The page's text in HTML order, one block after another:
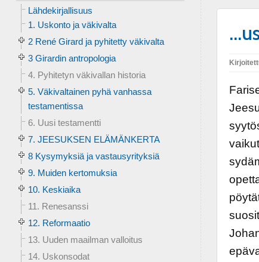
Lähdekirjallisuus
1. Uskonto ja väkivalta
2 René Girard ja pyhitetty väkivalta
3 Girardin antropologia
4. Pyhitetyn väkivallan historia
5. Väkivaltainen pyhä vanhassa
testamentissa
6. Uusi testamentti
7. JEESUKSEN ELÄMÄNKERTA
8 Kysymyksiä ja vastausyrityksiä
9. Muiden kertomuksia
10. Keskiaika
11. Renesanssi
12. Reformaatio
13. Uuden maailman valloitus
14. Uskonsodat